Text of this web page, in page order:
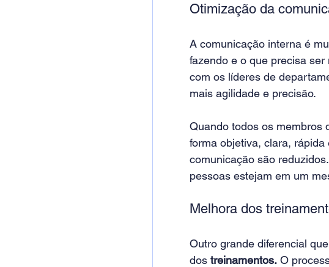
Otimização da
A comunicação interna é
fazendo e o que precisa
com os líderes de
mais agilidade e precisão.
Quando todos os membros
forma objetiva, clara,
comunicação são
pessoas estejam em um
Melhora dos
Outro grande diferencial
dos treinamentos. O